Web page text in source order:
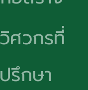
วิศวกรที่
ปรึกษา